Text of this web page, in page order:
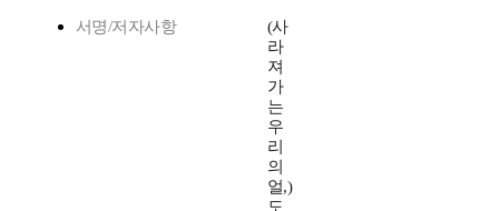
서명/저자사항
(사
라
져
가
는
우
리
의
얼,)
도